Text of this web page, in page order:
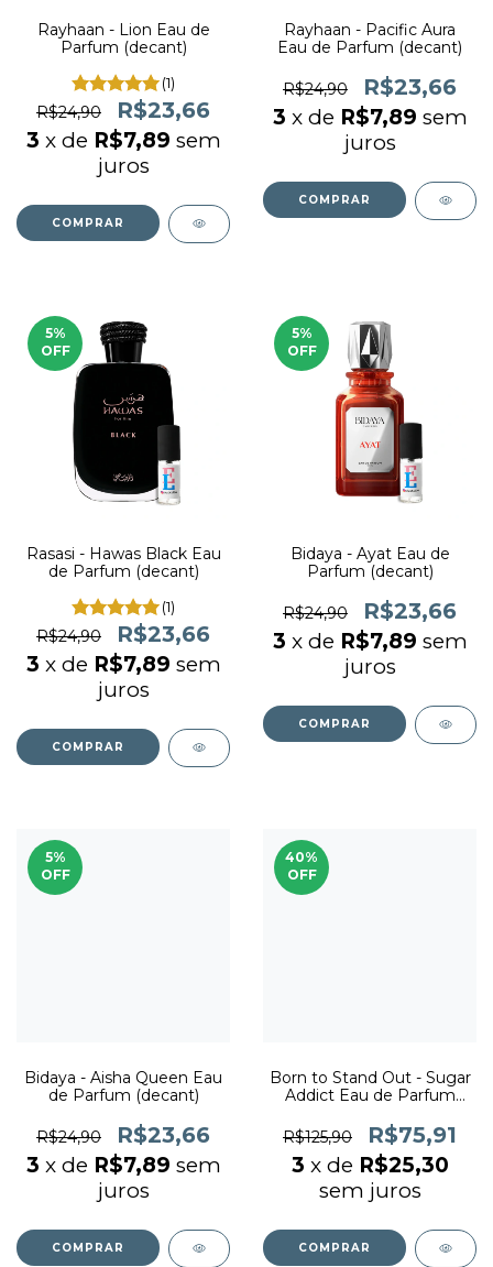
Rayhaan - Lion Eau de
Parfum (decant)
(1)
R$24,90 R$23,66
3 x de R$7,89 sem
juros
COMPRAR
Rayhaan - Pacific Aura
Eau de Parfum (decant)
R$24,90 R$23,66
3 x de R$7,89 sem
juros
COMPRAR
5%
OFF
Rasasi - Hawas Black Eau
de Parfum (decant)
(1)
R$24,90 R$23,66
3 x de R$7,89 sem
juros
COMPRAR
5%
OFF
Bidaya - Ayat Eau de
Parfum (decant)
R$24,90 R$23,66
3 x de R$7,89 sem
juros
COMPRAR
5%
OFF
Bidaya - Aisha Queen Eau
de Parfum (decant)
R$24,90 R$23,66
3 x de R$7,89 sem
juros
COMPRAR
40%
OFF
Born to Stand Out - Sugar
Addict Eau de Parfum
R$125,90
R$75,91
3 x de R$25,30
sem juros
COMPRAR